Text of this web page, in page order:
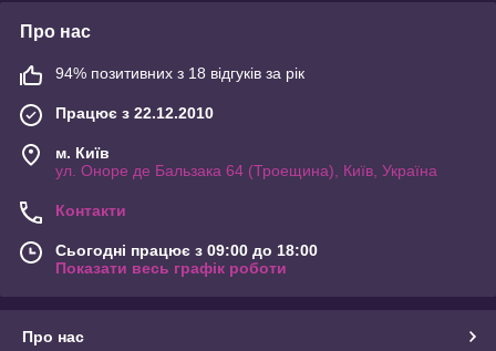
Про нас
94% позитивних з 18 відгуків за рік
Працює з 22.12.2010
м. Київ
ул. Оноре де Бальзака 64 (Троещина), Київ, Україна
Контакти
Сьогодні працює з 09:00 до 18:00
Показати весь графік роботи
Про нас